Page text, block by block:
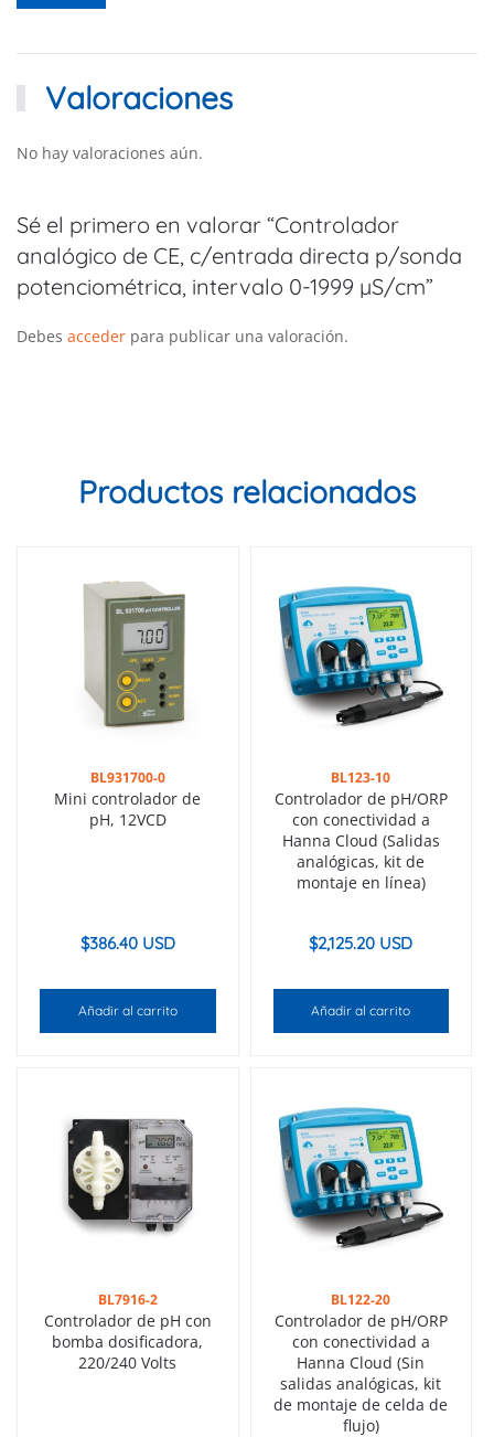
Valoraciones
No hay valoraciones aún.
Sé el primero en valorar “Controlador
analógico de CE, c/entrada directa p/sonda
potenciométrica, intervalo 0-1999 µS/cm”
Debes acceder para publicar una valoración.
Productos relacionados
BL931700-0
Mini controlador de
pH, 12VCD
$386.40 USD
Añadir al carrito
BL123-10
Controlador de pH/ORP
con conectividad a
Hanna Cloud (Salidas
analógicas, kit de
montaje en línea)
$2,125.20 USD
Añadir al carrito
BL7916-2
Controlador de pH con
bomba dosificadora,
220/240 Volts
BL122-20
Controlador de pH/ORP
con conectividad a
Hanna Cloud (Sin
salidas analógicas, kit
de montaje de celda de
flujo)